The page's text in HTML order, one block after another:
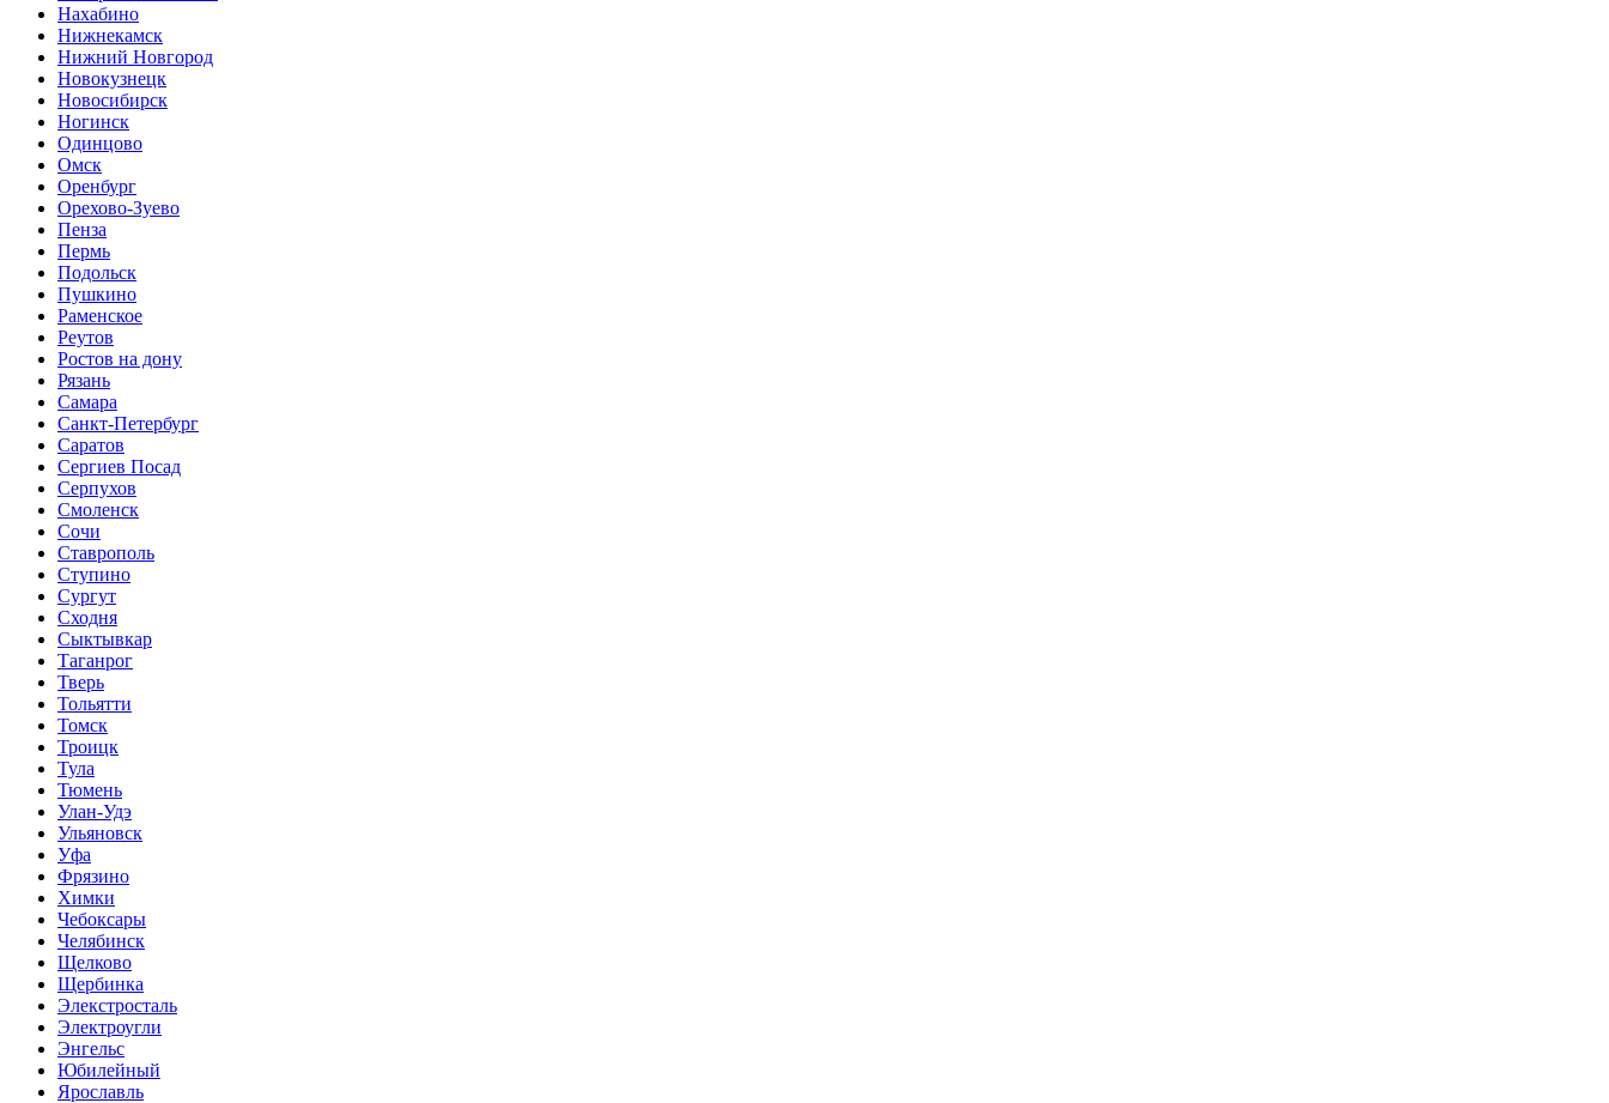
Нахабино
Нижнекамск
Нижний Новгород
Новокузнецк
Новосибирск
Ногинск
Одинцово
Омск
Оренбург
Орехово-Зуево
Пенза
Пермь
Подольск
Пушкино
Раменское
Реутов
Ростов на дону
Рязань
Самара
Санкт-Петербург
Саратов
Сергиев Посад
Серпухов
Смоленск
Сочи
Ставрополь
Ступино
Сургут
Сходня
Сыктывкар
Таганрог
Тверь
Тольятти
Томск
Троицк
Тула
Тюмень
Улан-Удэ
Ульяновск
Уфа
Фрязино
Химки
Чебоксары
Челябинск
Щелково
Щербинка
Элекстросталь
Электроугли
Энгельс
Юбилейный
Ярославль